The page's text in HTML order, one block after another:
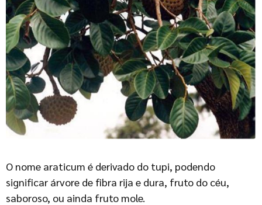
O nome araticum é derivado do tupi, podendo
significar árvore de fibra rija e dura, fruto do céu,
saboroso, ou ainda fruto mole.